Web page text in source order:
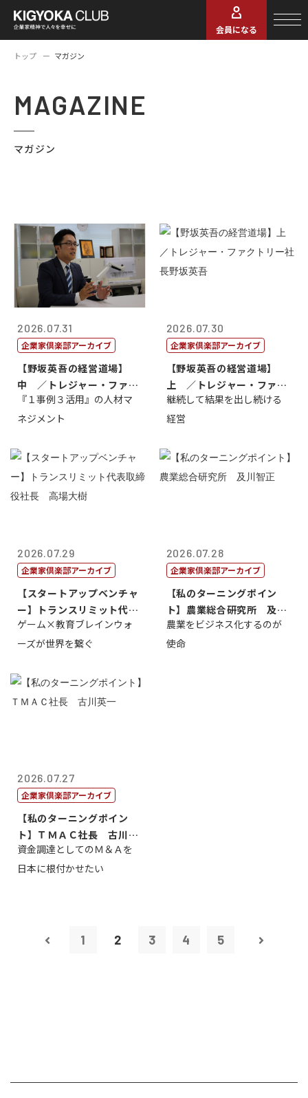
会員になる
トップ マガジン
MAGAZINE
マガジン
2026.07.31
企業家倶楽部アーカイブ
【野坂英吾の経営道場】
中 ／トレジャー・ファク
トリー社長野坂...
『１事例３活用』の人材マ
ネジメント
2026.07.30
企業家倶楽部アーカイブ
【野坂英吾の経営道場】
上 ／トレジャー・ファク
トリー社長野坂...
継続して結果を出し続ける
経営
2026.07.29
企業家倶楽部アーカイブ
【スタートアップベンチャ
ー】トランスリミット代表
取締役社長 ...
ゲーム×教育ブレインウォ
ーズが世界を繋ぐ
2026.07.28
企業家倶楽部アーカイブ
【私のターニングポイン
ト】農業総合研究所 及川
智正
農業をビジネス化するのが
使命
2026.07.27
企業家倶楽部アーカイブ
【私のターニングポイン
ト】ＴＭＡＣ社長 古川英
一
資金調達としてのＭ＆Ａを
日本に根付かせたい
1 2 3 4 5